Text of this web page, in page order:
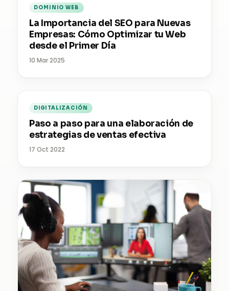
DOMINIO WEB
La Importancia del SEO para Nuevas
Empresas: Cómo Optimizar tu Web
desde el Primer Día
10 Mar 2025
DIGITALIZACIÓN
Paso a paso para una elaboración de
estrategias de ventas efectiva
17 Oct 2022